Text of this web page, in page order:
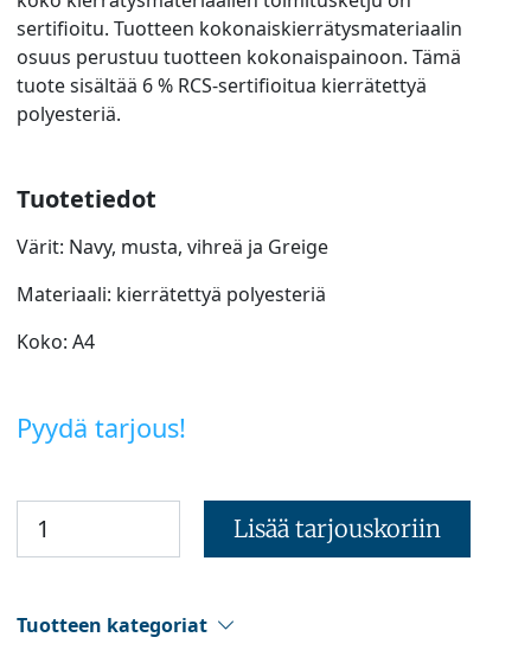
sertifioitu. Tuotteen kokonaiskierrätysmateriaalin
osuus perustuu tuotteen kokonaispainoon. Tämä
tuote sisältää 6 % RCS-sertifioitua kierrätettyä
polyesteriä.
Tuotetiedot
Värit: Navy, musta, vihreä ja Greige
Materiaali: kierrätettyä polyesteriä
Koko: A4
Pyydä tarjous!
Lisää tarjouskoriin
Tuotteen kategoriat